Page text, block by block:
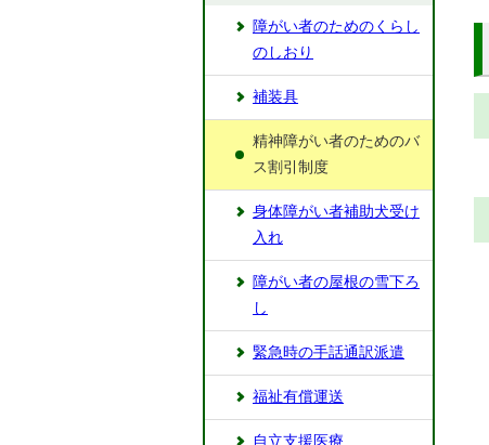
障がい者のためのくらし
のしおり
補装具
精神障がい者のためのバ
ス割引制度
身体障がい者補助犬受け
入れ
障がい者の屋根の雪下ろ
し
緊急時の手話通訳派遣
福祉有償運送
自立支援医療